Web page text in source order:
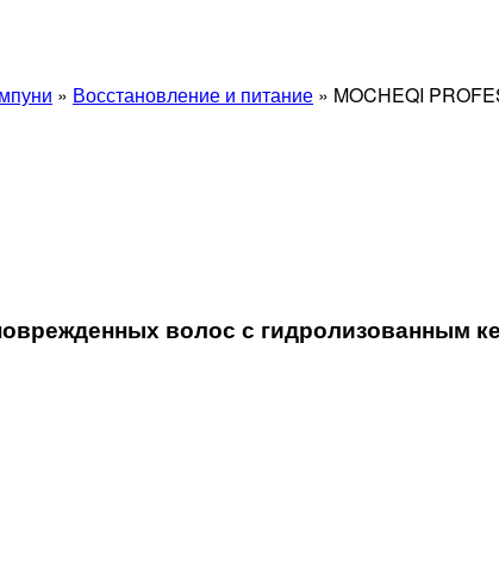
» Восстановление и питание » MOCHEQI
волос с гидролизованным